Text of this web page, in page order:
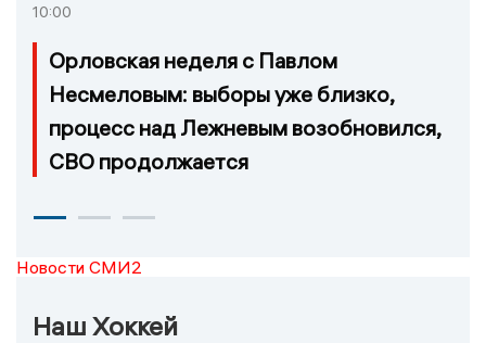
10:00
Орловская неделя с Павлом
Несмеловым: выборы уже близко,
процесс над Лежневым возобновился,
СВО продолжается
Новости СМИ2
Наш Хоккей